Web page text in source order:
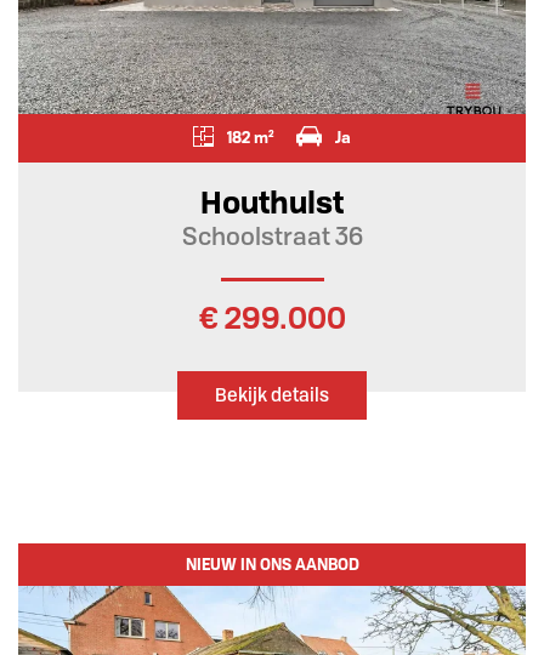
182 m² Ja
Houthulst
Schoolstraat 36
€ 299.000
Bekijk details
NIEUW IN ONS AANBOD